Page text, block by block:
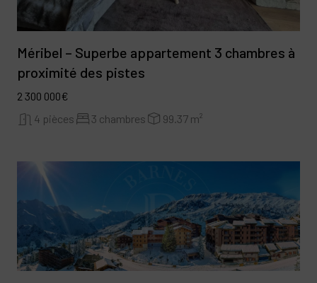
Méribel – Superbe appartement 3 chambres à
proximité des pistes
2 300 000€
4 pièces
3 chambres 99.37 m²